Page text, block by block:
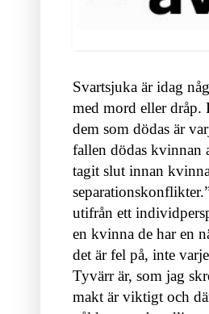
Svartsjuka är idag
med mord eller dråp.
dem som dödas är
fallen dödas kvinnan
tagit slut innan
utifrån ett
en kvinna de har en
det är fel på, inte
Tyvärr är, som jag
makt är viktigt och